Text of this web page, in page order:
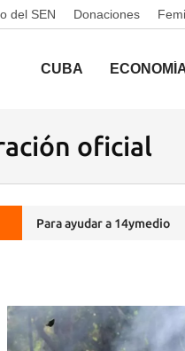
del SEN Donaciones
CUBA
oficial
Para ayudar a 14ymedio